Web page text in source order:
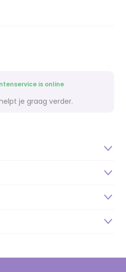
is online
je graag verder.